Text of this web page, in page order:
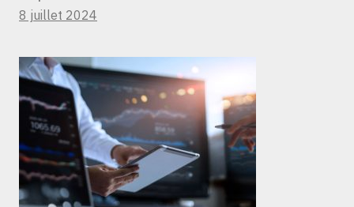
8 juillet 2024